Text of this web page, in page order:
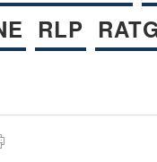
RLP